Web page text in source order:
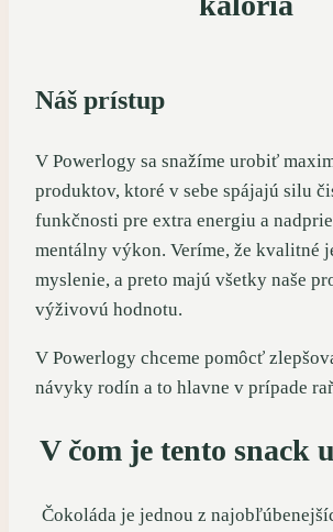
Náš prístup
V Powerlogy sa snažíme urobiť
produktov, ktoré v sebe spájajú silu
funkčnosti pre extra energiu a
mentálny výkon. Veríme, že kvalitné
myslenie, a preto majú všetky naše
výživovú hodnotu.
V Powerlogy chceme pomôcť
návyky rodín a to hlavne v prípade
V čom je tento snack
Čokoláda je jednou z